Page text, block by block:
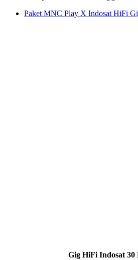
Paket MNC Play X Indosat HiFi
Gig HiFi Indosat 30